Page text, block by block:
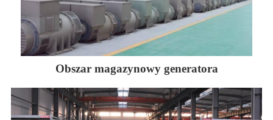
Obszar magazynowy generatora